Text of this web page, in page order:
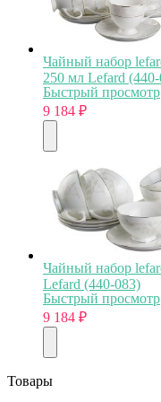
Чайный набор
250 мл Lefard
Быстрый просмотр
9 184 ₽
Чайный набор
Lefard (440-083)
Быстрый просмотр
9 184 ₽
Товары